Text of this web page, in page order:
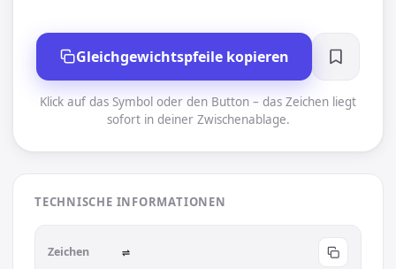
Gleichgewichtspfeile kopieren
Klick auf das Symbol oder den Button – das Zeichen liegt
sofort in deiner Zwischenablage.
TECHNISCHE INFORMATIONEN
Zeichen ⇌︎